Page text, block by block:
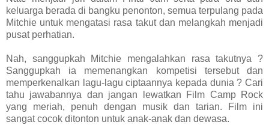
keluarga berada di bangku penonton, semua terpulang pada
Mitchie untuk mengatasi rasa takut dan melangkah menjadi
pusat perhatian.
Nah, sanggupkah Mitchie mengalahkan rasa takutnya ?
Sanggupkah ia memenangkan kompetisi tersebut dan
memperkenalkan lagu-lagu ciptaannya kepada dunia ? Cari
tahu jawabannya dan jangan lewatkan Film Camp Rock
yang meriah, penuh dengan musik dan tarian. Film ini
sangat cocok ditonton untuk anak-anak dan dewasa.